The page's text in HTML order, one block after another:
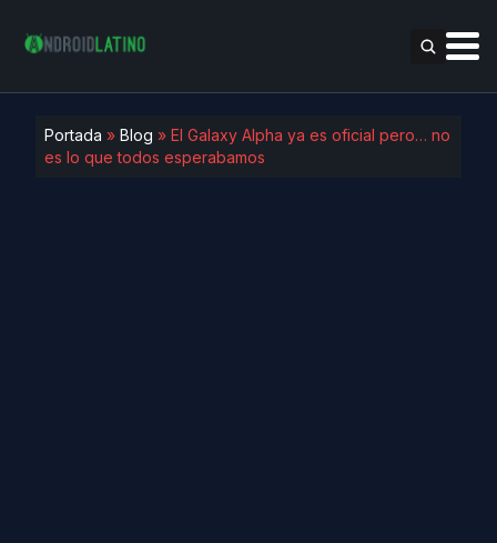
Portada » Blog » El Galaxy Alpha ya es oficial pero… no
es lo que todos esperabamos